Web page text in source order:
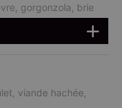
gorgonzola, brie
viande hachée,